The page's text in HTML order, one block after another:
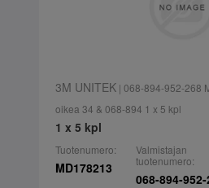
3M UNITEK| 068-894-952-268
oikea 34 & 068-894 1 x 5 kpl
1 x 5 kpl
Tuotenumero:
MD178213
Valmistajan
tuotenumero:
068-894-